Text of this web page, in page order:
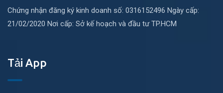
Chứng nhận đăng ký kinh doanh số: 0316152496 Ngày cấp:
21/02/2020 Nơi cấp: Sở kế hoạch và đầu tư TP.HCM
Tải App